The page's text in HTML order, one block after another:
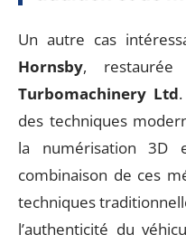
Un autre cas
Hornsby,
Turbomachinery Ltd
des techniques
la numérisation 3D
combinaison de ces
techniques
l’authenticité du